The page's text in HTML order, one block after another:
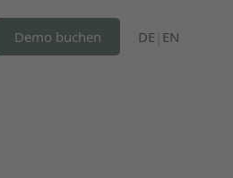
Demo buchen DE EN